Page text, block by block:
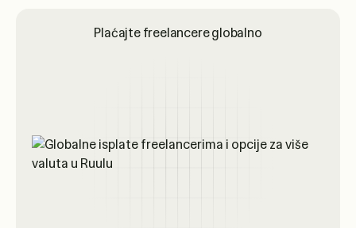
Plaćajte freelancere globalno